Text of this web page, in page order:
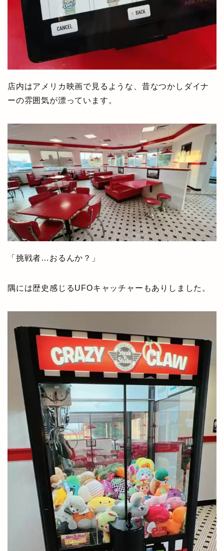
店内はアメリカ映画で見るような、昔なつかしダイナ
ーの雰囲気が漂っています。
「挑戦者…おるんか？」
隅には歴史感じるUFOキャッチャーもありしました。